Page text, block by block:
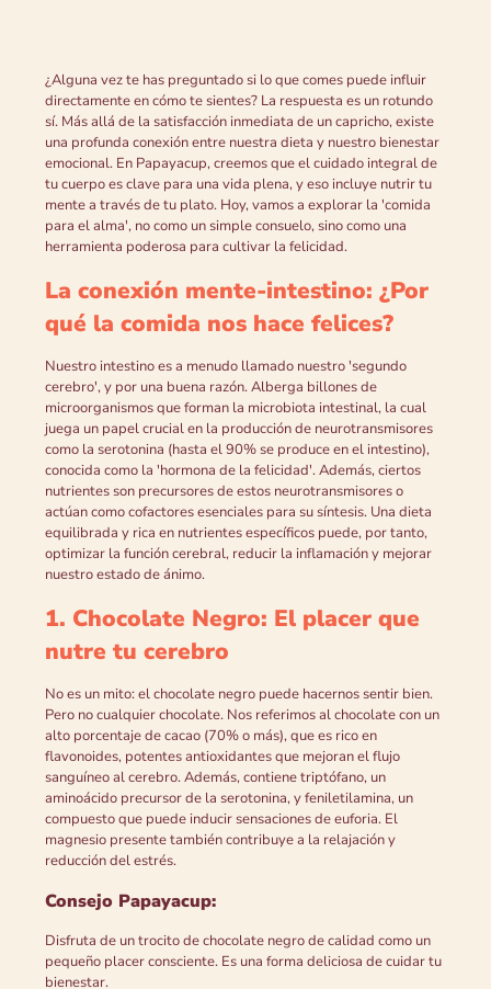
¿Alguna vez te has preguntado si lo que comes puede influir
directamente en cómo te sientes? La respuesta es un rotundo
sí. Más allá de la satisfacción inmediata de un capricho, existe
una profunda conexión entre nuestra dieta y nuestro bienestar
emocional. En Papayacup, creemos que el cuidado integral de
tu cuerpo es clave para una vida plena, y eso incluye nutrir tu
mente a través de tu plato. Hoy, vamos a explorar la 'comida
para el alma', no como un simple consuelo, sino como una
herramienta poderosa para cultivar la felicidad.
La conexión mente-intestino: ¿Por
qué la comida nos hace felices?
Nuestro intestino es a menudo llamado nuestro 'segundo
cerebro', y por una buena razón. Alberga billones de
microorganismos que forman la microbiota intestinal, la cual
juega un papel crucial en la producción de neurotransmisores
como la serotonina (hasta el 90% se produce en el intestino),
conocida como la 'hormona de la felicidad'. Además, ciertos
nutrientes son precursores de estos neurotransmisores o
actúan como cofactores esenciales para su síntesis. Una dieta
equilibrada y rica en nutrientes específicos puede, por tanto,
optimizar la función cerebral, reducir la inflamación y mejorar
nuestro estado de ánimo.
1. Chocolate Negro: El placer que
nutre tu cerebro
No es un mito: el chocolate negro puede hacernos sentir bien.
Pero no cualquier chocolate. Nos referimos al chocolate con un
alto porcentaje de cacao (70% o más), que es rico en
flavonoides, potentes antioxidantes que mejoran el flujo
sanguíneo al cerebro. Además, contiene triptófano, un
aminoácido precursor de la serotonina, y feniletilamina, un
compuesto que puede inducir sensaciones de euforia. El
magnesio presente también contribuye a la relajación y
reducción del estrés.
Consejo Papayacup:
Disfruta de un trocito de chocolate negro de calidad como un
pequeño placer consciente. Es una forma deliciosa de cuidar tu
bienestar.